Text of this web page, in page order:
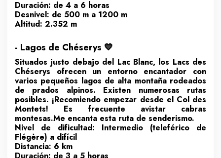
Duración: de 4 a 6 horas
Desnivel: de 500 m a 1200 m
Altitud: 2.352 m
- Lagos de Chéserys 💙
Situados justo debajo del Lac Blanc, los Lacs des
Chéserys ofrecen un entorno encantador con
varios pequeños lagos de alta montaña rodeados
de prados alpinos. Existen numerosas rutas
posibles. ¡Recomiendo empezar desde el Col des
Montets! Es frecuente avistar cabras
montesas.Me encanta esta ruta de senderismo.
Nivel de dificultad: Intermedio (teleférico de
Flégère) a difícil
Distancia: 6 km